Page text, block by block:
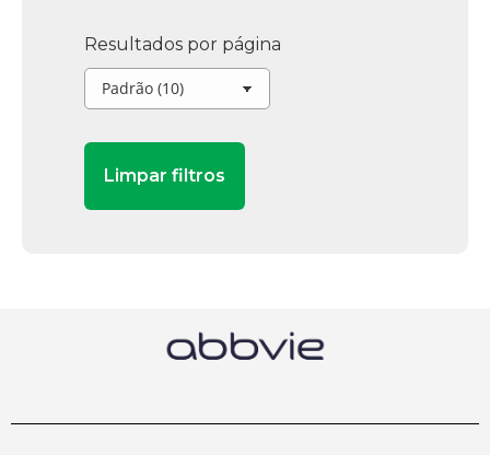
Resultados por página